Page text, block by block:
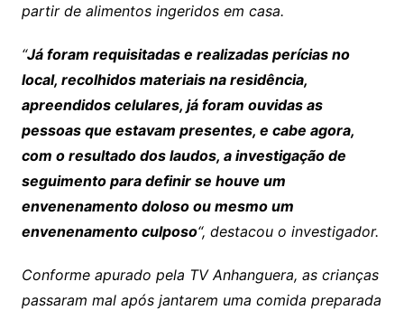
partir de alimentos ingeridos em casa.
“Já foram requisitadas e realizadas perícias no
local, recolhidos materiais na residência,
apreendidos celulares, já foram ouvidas as
pessoas que estavam presentes, e cabe agora,
com o resultado dos laudos, a investigação de
seguimento para definir se houve um
envenenamento doloso ou mesmo um
envenenamento culposo“, destacou o investigador.
Conforme apurado pela TV Anhanguera, as crianças
passaram mal após jantarem uma comida preparada